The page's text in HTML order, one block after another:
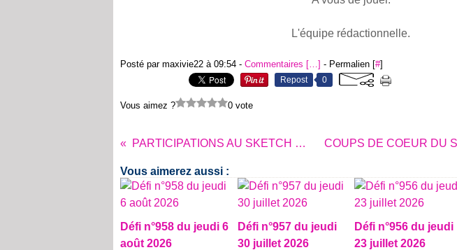
L'équipe rédactionnelle.
Posté par maxivie22 à 09:54 - Commentaires […] - Permalien [#]
Repost 0
Vous aimez ? 0 vote
PARTICIPATIONS AU SKETCH N°275
Vous aimerez aussi :
Défi n°958 du jeudi 6
août 2026
Défi n°957 du jeudi
30 juillet 2026
Défi n°956 du jeudi
23 juillet 2026